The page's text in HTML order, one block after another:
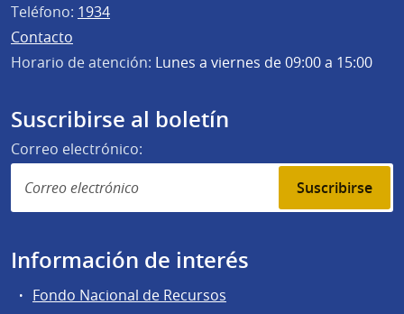
Teléfono: 1934
Contacto
Horario de atención: Lunes a viernes de 09:00 a 15:00
Suscribirse al boletín
Correo electrónico:
Suscribirse
Información de interés
Fondo Nacional de Recursos